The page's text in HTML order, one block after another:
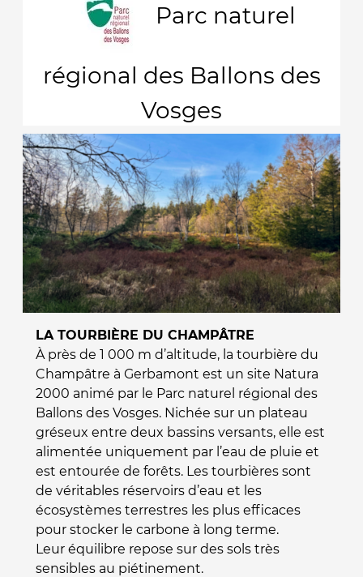
Parc naturel
régional des Ballons des
Vosges
LA TOURBIÈRE DU CHAMPÂTRE
À près de 1 000 m d’altitude, la tourbière du
Champâtre à Gerbamont est un site Natura
2000 animé par le Parc naturel régional des
Ballons des Vosges. Nichée sur un plateau
gréseux entre deux bassins versants, elle est
alimentée uniquement par l’eau de pluie et
est entourée de forêts. Les tourbières sont
de véritables réservoirs d’eau et les
écosystèmes terrestres les plus efficaces
pour stocker le carbone à long terme.
Leur équilibre repose sur des sols très
sensibles au piétinement.